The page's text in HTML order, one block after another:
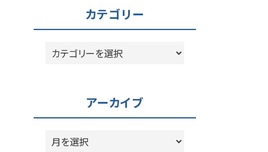
カテゴリー
カ
アーカイブ
ア